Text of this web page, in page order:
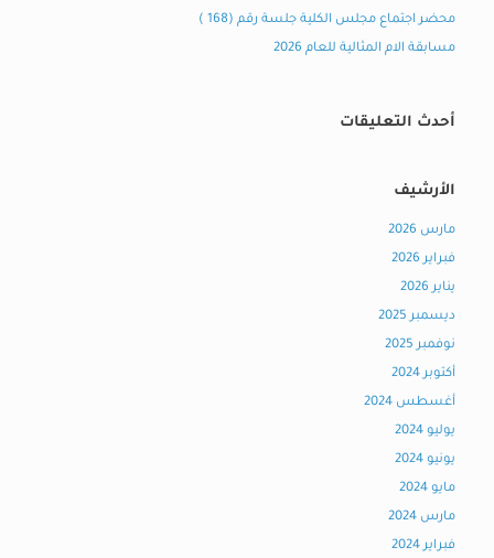
محضر اجتماع مجلس الكلية جلسة رقم (168 )
مسابقة الام المثالية للعام 2026
أحدث التعليقات
الأرشيف
مارس 2026
فبراير 2026
يناير 2026
ديسمبر 2025
نوفمبر 2025
أكتوبر 2024
أغسطس 2024
يوليو 2024
يونيو 2024
مايو 2024
مارس 2024
فبراير 2024